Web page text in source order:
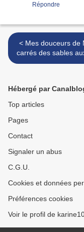
Répondre
< Mes douceurs de Noël:
carrés des sables
pops, noisettes,
Hébergé par
Top articles
Pages
Contact
Signaler un abus
C.G.U.
Cookies et données
Préférences cookies
Voir le profil de